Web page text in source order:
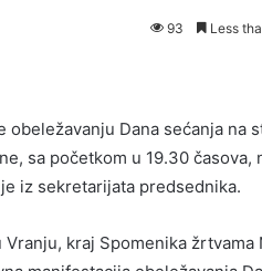
93 Less
Dana sećanja na
sa početkom u 19.30 časova,
iz sekretarijata predsednika.
kraj Spomenika žrtvama